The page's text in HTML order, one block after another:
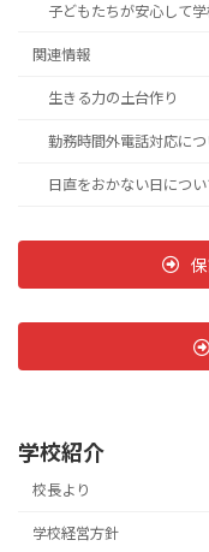
子どもたちが安心して
関連情報
生きる力の土台作り
勤務時間外電話対応に
日直をおかない日につい
学校紹介
校長より
学校経営方針